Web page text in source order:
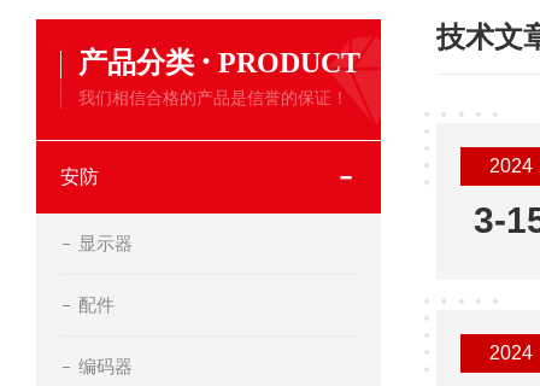
产品分类 · PRODUCT
我们相信合格的产品是信誉的保证！
安防
显示器
配件
编码器
技术文
2024
3-
2024